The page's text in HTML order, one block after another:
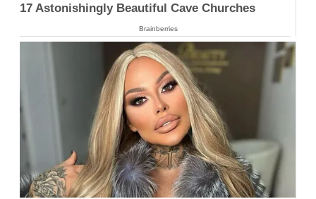
17 Astonishingly Beautiful Cave Churches
Brainberries